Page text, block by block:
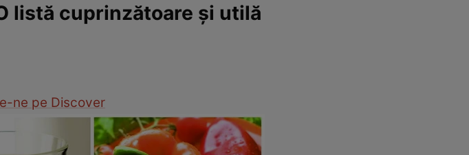
listă cuprinzătoare şi utilă
ne pe Discover